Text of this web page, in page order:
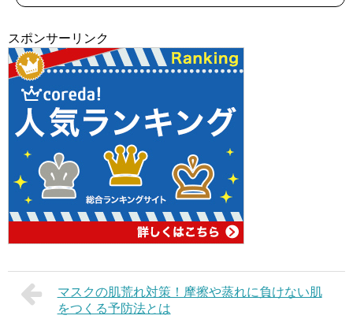
入
スポンサーリンク
マスクの肌荒れ対策！摩擦や蒸れに負けない肌
をつくる予防法とは